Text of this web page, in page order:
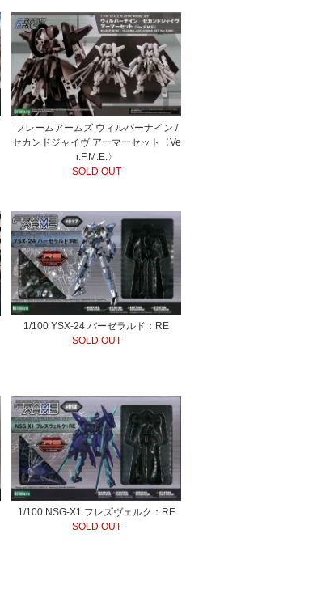
フレームアームズ ウィルバーナイン /
セカンドジャイヴ アーマーセット〈Ve
r.F.M.E.〉
SOLD OUT
1/100 YSX-24 バーゼラルド：RE
SOLD OUT
1/100 NSG-X1 フレズヴェルク：RE
SOLD OUT